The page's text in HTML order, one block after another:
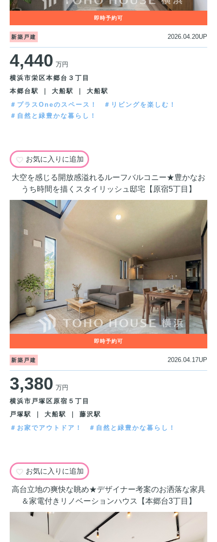
新築戸建 2026.04.20UP
4,440 万円
横浜市栄区本郷台３丁目
本郷台駅 ｜ 大船駅 ｜ 大船駅
＃プラスOneのスペース！
＃リビングを楽しむ！
＃自然と緑豊かな暮らし！
お気に入りに追加
大空を感じる開放感溢れるルーフバルコニー★豊かなお
うち時間を描くスタイリッシュ邸宅【原宿5丁目】
新築戸建 2026.04.17UP
3,380 万円
横浜市戸塚区原宿５丁目
戸塚駅 ｜ 大船駅 ｜ 藤沢駅
＃お家でアウトドア！
＃自然と緑豊かな暮らし！
お気に入りに追加
高台立地の爽快な眺め★デザイナー考案のお洒落な家具
＆家電付きリノベーションハウス【本郷台3丁目】